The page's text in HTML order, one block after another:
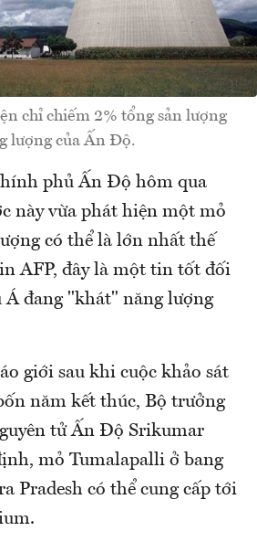
chỉ chiếm 2% tổng sản lượng
lượng của Ấn Độ.
phủ Ấn Độ hôm qua
này vừa phát hiện một mỏ
có thể là lớn nhất thế
AFP, đây là một tin tốt đối
Á đang "khát" năng lượng
giới sau khi cuộc khảo sát
năm kết thúc, Bộ trưởng
tử Ấn Độ Srikumar
mỏ Tumalapalli ở bang
Pradesh có thể cung cấp tới